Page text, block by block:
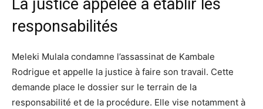
La justice appelée à établir les
responsabilités
Meleki Mulala condamne l’assassinat de Kambale
Rodrigue et appelle la justice à faire son travail. Cette
demande place le dossier sur le terrain de la
responsabilité et de la procédure. Elle vise notamment à